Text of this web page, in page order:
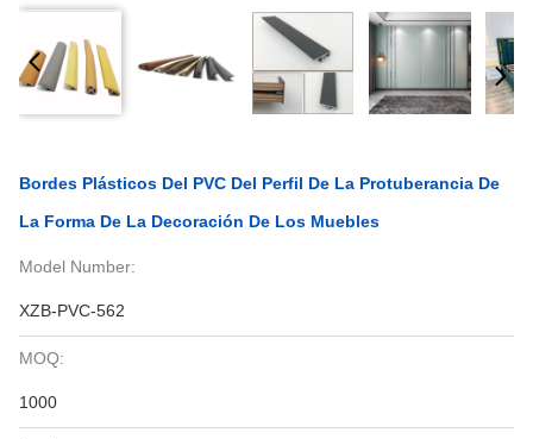
Bordes Plásticos Del PVC Del Perfil De La Protuberancia De
La Forma De La Decoración De Los Muebles
Model Number:
XZB-PVC-562
MOQ:
1000